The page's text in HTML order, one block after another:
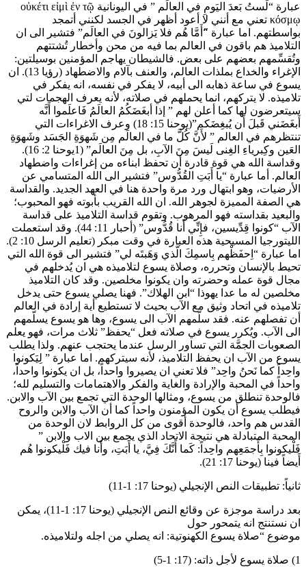
عبارة “لَستُ بَعدَ اليَومِ في العالَم ” في اليونانية οὐκέτι εἰμὶ ἐν τῷ
κόσμῳ تعني مع أنني لا أعود أظهر في الجسد لكنني أتمجد
بواسطتهم. اما عبارة “َأَمَّا هُم فلا يَزالونَ في العالَم” فتشير الى ان
التلاميذ هم باقون في العالم بما فيه من محن وأخطار تُشتتهم
وتُقسِّمهم بعضهم على بعض. فالشيطان يهاجم المؤمنين بوسيلتين:
الإغراء والخداع بملذات العالم، والعنف بآلام والاضطهاد (رؤيا 13). ان
يسوع في ساعة ذهابه الى أبيه، لا يفكر في نفسه، انه يفكر في
تلاميذه. لا يتركهم، انما يحملهم في صلاته، لأنه يعرف الهجمات لتي
سيتعرضون لها كما أعلن لهم ” إذا أبغَضَكُمُ العالَمُ فَاعلَموا أَنَّه
أَبغَضَني قَبلَ أَن يُبغِضَكم”(يوحنا 15: 18) وعرف الاغراءات التي
تنتظرهم في العالم ” لأَنَّ كُلَّ ما في العالَم مِن شَهوَةِ الجَسَد وشَهوَةِ
العَين وكِبرياءِ الغِنى لَيسَ مِنَ الآبِ، بل مِنَ العالَم” (1يوحنا 2: 16).
وقداسة الله هي قوة قادرة أن تحفظ ابناءه من إغراءات واضطهاد
العالم. أما عبارة “يا أَبَتِ القُدُّوس” فتشير الى الله المتسامي عن
الأرضيات، وهو ابتهال ورد مرة واحدة هنا في العهد الجديد. والقداسة
هي الصفة المميزة لجوهر الله. ان الله القريب بأبوته فهو المحبوب؛
والبعيد بقداسته فهو المرهوب. وتقوم قداسة التلاميذ على قداسة
الآب “كونوا قِدِّيسين، فإِنِّي أَنا قُدُّوس” (أحبار 11: 44). وقد استعملت
الليتورجيا المسيحية هذه العبارة في وقت مبكر (تعليم الرسل 10: 2).
اما عبارة “اِحفَظْهم بِاسمِكَ الَّذي وَهَبتَه لي” فتشير الى قوة الله التي
تحيط بالإنسان وتحرره، وصلاة يسوع لتلاميذه هي ان يُدخلهم في
مجال قوة عمله وحضرته وان يكونوا مخلصين. وقد كان التلاميذ
مخلصين له ما عدا يهوذا “ابن الهلاك”. فهنا يصلي يسوع حتى يدخل
تلاميذه في اتحاد وثيق مع الآب بحيث لا تستطيع أية إرادة في العالم
أن تفصلهم عنه. فقد سلَّمهم الآب الى يسوع، وها هو يسوع يسلّمهم
الى الآب. ويُكرر يسوع في صلاته فعل “يحفظ” ثلاث مرات، فهو يعلم
الصعوبات الجمَّة التي تساور الرسل عندما يحتجب عنهم. ولذا يطلب
يسوع من الآب ان يحفظ التلاميذ، لأنه سيتركهم. اما عبارة ” لِيَكونوا
واحِداً كما نَحنُ واحِد” فلا تعني ان يصيروا واحداً، بل ان يكونوا واحداً،
واحداً في المحبة والإرادة والغاية والفكر والاهتمامات والتسليم لله؛
فالوحدة تنطلق من يسوع، ومثالها الوحدة التي تجمع بين الآب والابن.
فيطلب يسوع أن يكون المؤمنون واحداً كما أن الآب والابن والروح
القدس هم واحد، فالوحدة أقوى من كل الروابط لان الوحدة من
المحبة المتبادلة هي نتيجة الاتحاد الذي يجمع بين الاب والابن ”
فَلْيكونوا بِأَجمَعِهم واحِداً: كَما أَنَّكَ فِيَّ، يا أَبَتِ، وأَنا فيك فَلْيكونوا هُم
أَيضاً فينا (يوحنا 17: 21).
ثانياً: تطبيقات النص الإنجيلي (يوحنا 17: 1-11)
بعد دراسة موجزة عن وقائع النص الإنجيلي (يوحنا 17: 1-11)، يمكن
ان نستنتج انه يتمحور حول
موضوع “صلاة يسوع الكهنوتية: انه يصلي من اجله ولتلاميذه.
1) صلاة يسوع لأجل ذاته: (17: 1-5)